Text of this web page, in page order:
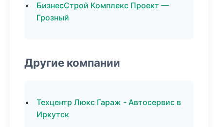
БизнесСтрой Комплекс Проект —
Грозный
Другие компании
Техцентр Люкс Гараж - Автосервис в
Иркутск